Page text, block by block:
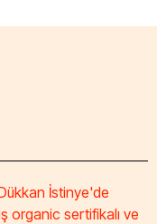
İstinye'de
organic sertifikalı ve